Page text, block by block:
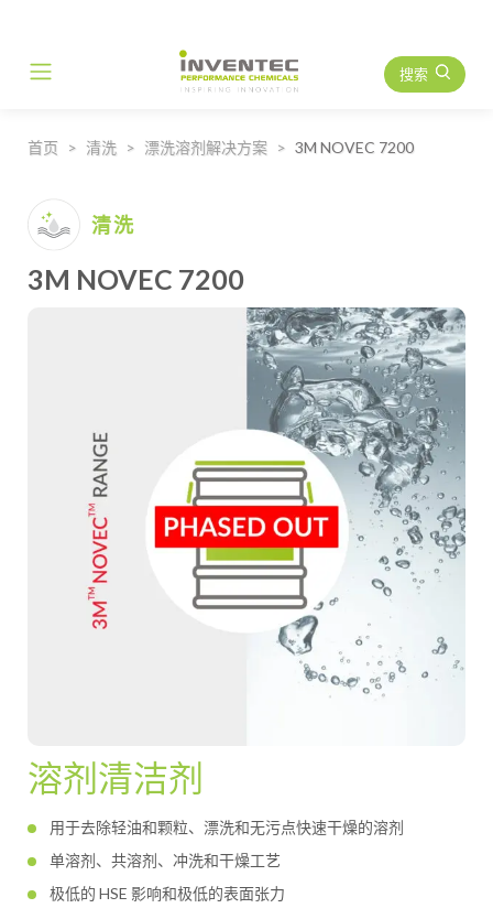
Main Navigation 搜索
首页 清洗 漂洗溶剂解决方案 3M NOVEC 7200
清洗
3M NOVEC 7200
溶剂清洁剂
用于去除轻油和颗粒、漂洗和无污点快速干燥的溶剂
单溶剂、共溶剂、冲洗和干燥工艺
极低的 HSE 影响和极低的表面张力